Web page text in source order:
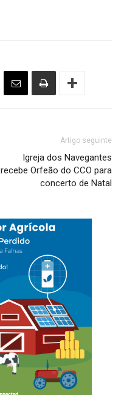
Artigo seguinte
Igreja dos Navegantes
recebe Orfeão do CCO para
concerto de Natal